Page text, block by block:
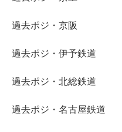
過去ポジ・京阪
過去ポジ・伊予鉄道
過去ポジ・北総鉄道
過去ポジ・名古屋鉄道